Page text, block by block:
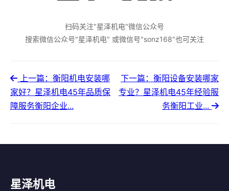
扫码关注"星泽机电"微信公众号
搜索微信公众号"星泽机电" 或微信号"sonz168"也可关注
上一篇：衡阳机电安装哪
家好？星泽机电45年品质保
障服务衡阳企业...
下一篇：衡阳设备安装哪家
专业？星泽机电45年经验服
务衡阳工业...
星泽机电